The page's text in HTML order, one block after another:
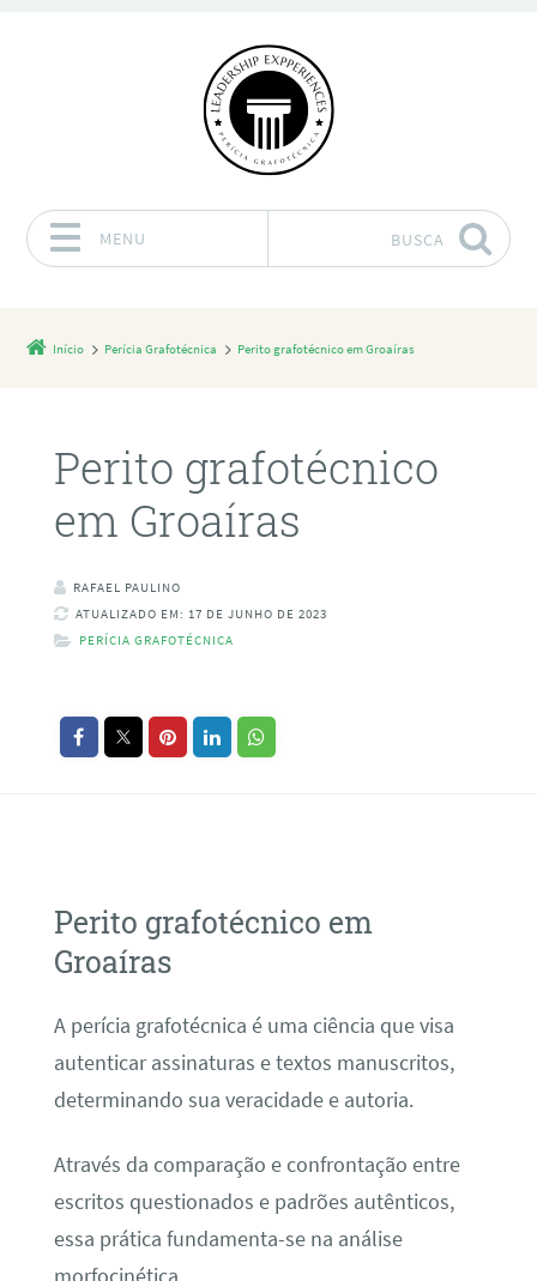
MENU BUSCA
Início Perícia Grafotécnica Perito grafotécnico em Groaíras
Perito grafotécnico
em Groaíras
RAFAEL PAULINO
ATUALIZADO EM: 17 DE JUNHO DE 2023
PERÍCIA GRAFOTÉCNICA
Perito grafotécnico em
Groaíras
A perícia grafotécnica é uma ciência que visa
autenticar assinaturas e textos manuscritos,
determinando sua veracidade e autoria.
Através da comparação e confrontação entre
escritos questionados e padrões autênticos,
essa prática fundamenta-se na análise